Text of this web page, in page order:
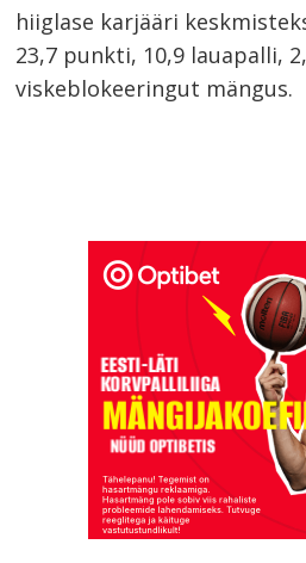
hiiglase karjääri
23,7 punkti, 10,9 lauapalli,
viskeblokeeringut mängus.
Navigeerimine